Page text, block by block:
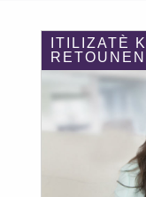
ITILIZATÈ KI
RETOUNEN